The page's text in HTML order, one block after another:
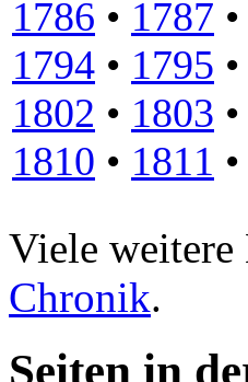
1786 • 1787 •
1794 • 1795 •
1802 • 1803 •
1810 • 1811 •
Viele
Chronik.
Seiten in